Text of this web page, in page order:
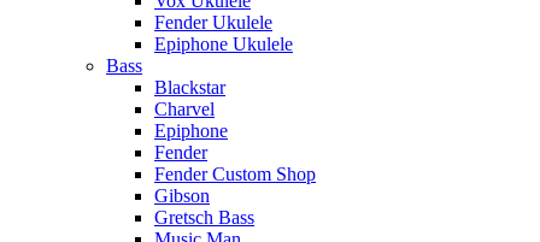
Fender Ukulele
Epiphone Ukulele
Bass
Blackstar
Charvel
Epiphone
Fender
Fender Custom Shop
Gibson
Gretsch Bass